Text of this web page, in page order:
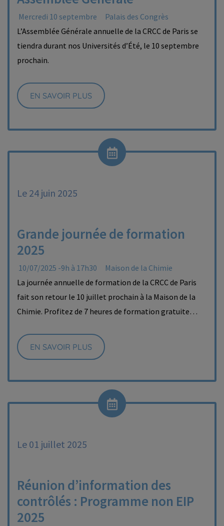
Mercredi 10 septembre
Palais des Congrès
L’Assemblée Générale annuelle de la CRCC de Paris se
tiendra durant nos Universités d’Été, le 10 septembre
prochain.
EN SAVOIR PLUS
Le 24 juin 2025
Grande journée de formation
2025
10/07/2025 -9h à 17h30
Maison de la Chimie
La journée annuelle de formation de la CRCC de Paris
fait son retour le 10 juillet prochain à la Maison de la
Chimie. Profitez de 7 heures de formation gratuite…
EN SAVOIR PLUS
Le 01 juillet 2025
Réunion d’information des
contrôlés : Programme non EIP
2025